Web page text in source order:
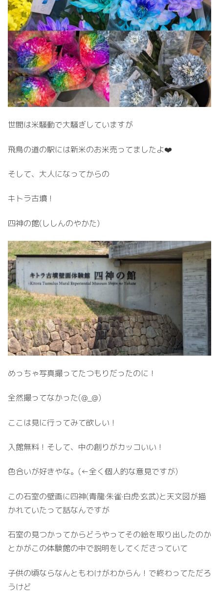
世間は米騒動で大騒ぎしていますが
飛鳥の道の駅には新米のお米売ってましたよ❤️
そして、大人になってからの
キトラ古墳！
四神の館(ししんのやかた)
めっちゃ写真撮ってたつもりだったのに！
全然撮ってなかった(⁠@⁠_⁠@⁠)
ここは見に行ってみて欲しい！
入館無料！そして、中の創りがカッコいい！
色合いが好きやな。(←全く個人的な意見ですが)
この石室の壁画に四神(青龍·朱雀·白虎·玄武)と天文図が描
かれていたって話なんですが
石室の見つかってからどうやってその絵を取り出したのか
とかがこの体験館の中で説明をしてくださっていて
子供の頃ならなんともわけがわからん！で終わってただろ
うけど